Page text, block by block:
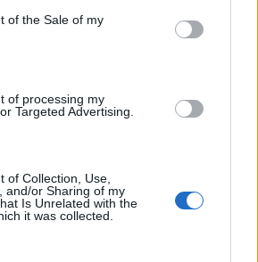
of the Sale of my
of processing my
Targeted Advertising.
of Collection, Use,
and/or Sharing of my
Is Unrelated with the
it was collected.